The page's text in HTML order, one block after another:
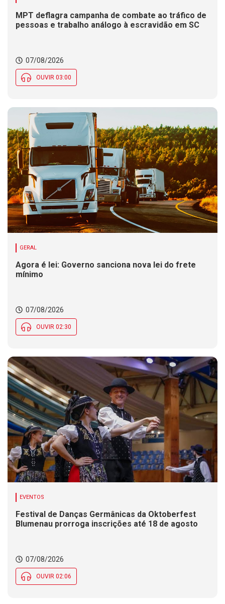
MPT deflagra campanha de combate ao tráfico de
pessoas e trabalho análogo à escravidão em SC
07/08/2026
OUVIR 03:00
GERAL
Agora é lei: Governo sanciona nova lei do frete
mínimo
07/08/2026
OUVIR 02:30
EVENTOS
Festival de Danças Germânicas da Oktoberfest
Blumenau prorroga inscrições até 18 de agosto
07/08/2026
OUVIR 02:06